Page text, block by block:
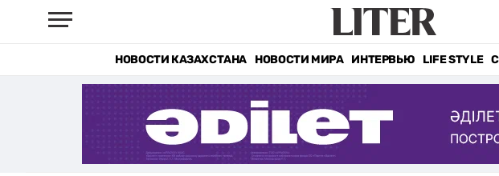
НОВОСТИ КАЗАХСТАНА НОВОСТИ МИРА ИНТЕРВЬЮ LIFE STYLE